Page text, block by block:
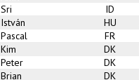
Sri ID
István HU
Pascal FR
Kim DK
Peter DK
Brian DK